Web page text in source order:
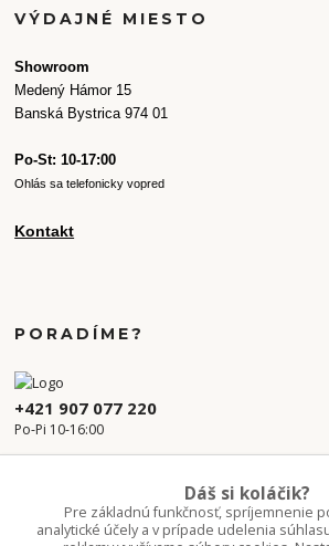
VÝDAJNÉ MIESTO
Showroom
Medený Hámor 15
Banská Bystrica 974 01
Po-St: 10-17:00
Ohlás sa telefonicky vopred
Kontakt
PORADÍME?
+421 907 077 220
Po-Pi 10-16:00
Dáš si koláčik?
Pre základnú funkčnosť, spríjemnenie
analytické účely a v prípade udelenia